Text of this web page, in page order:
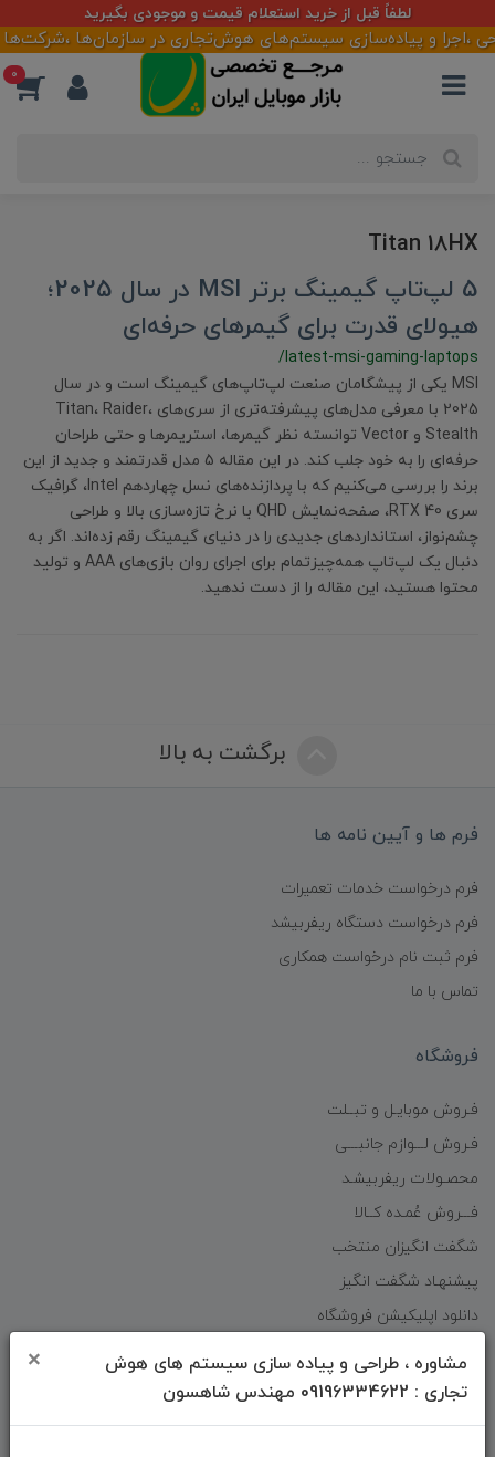
مشاوره ، طراحی و پیاده سازی سیستم های هوش
تجاری : 09196334622 مهندس شاهسون
×
لطفاً قبل از خرید استعلام قیمت و موجودی بگیرید
و پیاده‌سازی سیستم‌های هوش‌تجاری در سازمان‌ها ،شرکت‌ها
0
Titan 18HX
5 لپ‌تاپ گیمینگ برتر MSI در سال 2025؛
هیولای قدرت برای گیمرهای حرفه‌ای
/latest-msi-gaming-laptops
MSI یکی از پیشگامان صنعت لپ‌تاپ‌های گیمینگ است و در سال
2025 با معرفی مدل‌های پیشرفته‌تری از سری‌های Titan، Raider،
Stealth و Vector توانسته نظر گیمرها، استریمرها و حتی طراحان
حرفه‌ای را به خود جلب کند. در این مقاله 5 مدل قدرتمند و جدید از این
برند را بررسی می‌کنیم که با پردازنده‌های نسل چهاردهم Intel، گرافیک
سری RTX 40، صفحه‌نمایش QHD با نرخ تازه‌سازی بالا و طراحی
چشم‌نواز، استانداردهای جدیدی را در دنیای گیمینگ رقم زده‌اند. اگر به
دنبال یک لپ‌تاپ همه‌چیزتمام برای اجرای روان بازی‌های AAA و تولید
محتوا هستید، این مقاله را از دست ندهید.
برگشت به بالا
فرم ها و آیین نامه ها
فرم درخواست خدمات تعمیرات
فرم درخواست دستگاه ریفربیشد
فرم ثبت نام درخواست همکاری
تماس با ما
فروشگاه
فـروش موبایـل و تبــلت
فـروش لـــوازم جانبـــی
محصـولات ریفربیشـد
فـــروش عُمـده کــالا
شگفت انگیزان منتخب
پیشنهـاد شگفت انگیز
دانلود اپلیکیشن فروشگاه
دسترسی سریع